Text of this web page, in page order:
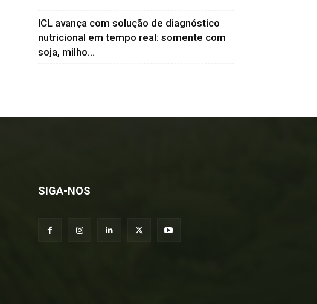
ICL avança com solução de diagnóstico
nutricional em tempo real: somente com
soja, milho...
SIGA-NOS